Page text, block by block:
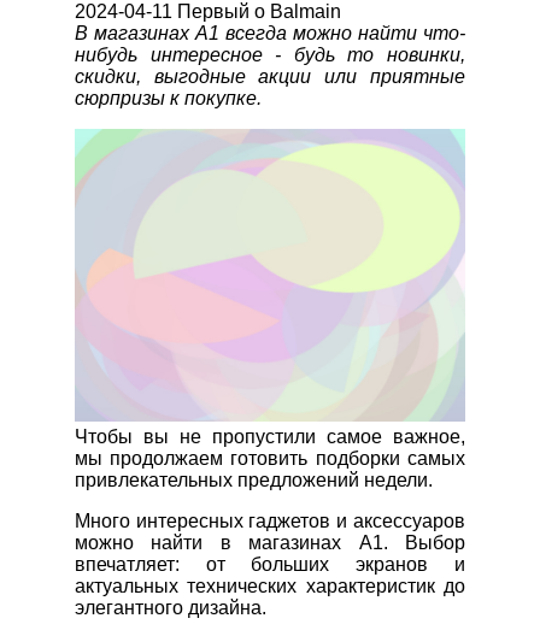
2024-04-11 Первый о Balmain
В магазинах А1 всегда можно найти что-
нибудь интересное - будь то новинки,
скидки, выгодные акции или приятные
сюрпризы к покупке.
Чтобы вы не пропустили самое важное,
мы продолжаем готовить подборки самых
привлекательных предложений недели.
Много интересных гаджетов и аксессуаров
можно найти в магазинах А1. Выбор
впечатляет: от больших экранов и
актуальных технических характеристик до
элегантного дизайна.